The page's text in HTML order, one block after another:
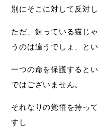
別にそこに対して反対
ただ、飼っている猫じ
うのは違うでしょ、と
一つの命を保護すると
ではございません。
それなりの覚悟を持っ
すし